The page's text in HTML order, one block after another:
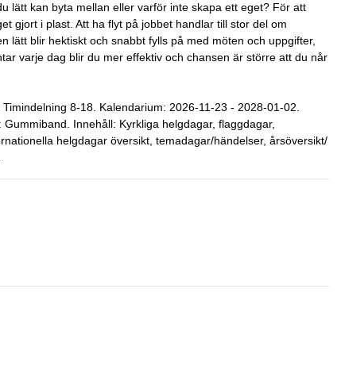
lätt kan byta mellan eller varför inte skapa ett eget? För att
gjort i plast. Att ha flyt på jobbet handlar till stor del om
lätt blir hektiskt och snabbt fylls på med möten och uppgifter,
varje dag blir du mer effektiv och chansen är större att du når
8-18. Kalendarium: 2026-11-23 - 2028-01-02.
Innehåll: Kyrkliga helgdagar, flaggdagar,
helgdagar översikt, temadagar/händelser, årsöversikt/